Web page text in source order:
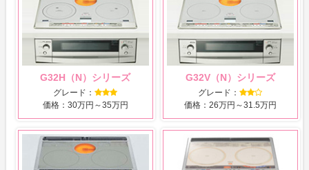
G32H（N）シリーズ
グレード：
価格：30万円～35万円
G32V（N）シリーズ
グレード：
価格：26万円～31.5万円